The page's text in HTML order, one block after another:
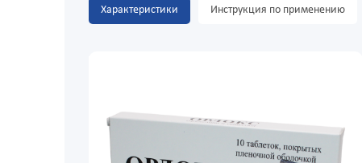
Характеристики Инструкция по применению